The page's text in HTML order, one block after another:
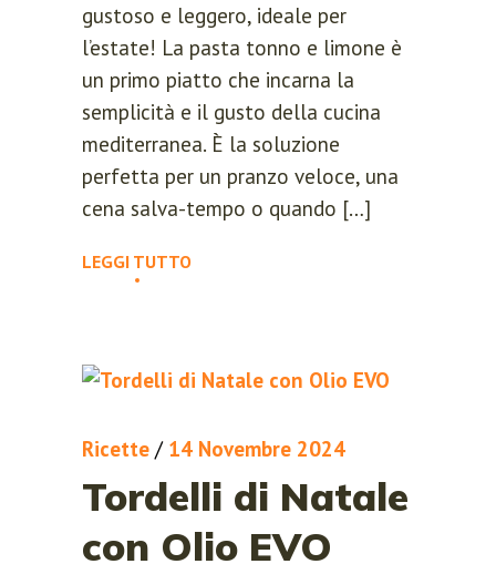
gustoso e leggero, ideale per
l’estate! La pasta tonno e limone è
un primo piatto che incarna la
semplicità e il gusto della cucina
mediterranea. È la soluzione
perfetta per un pranzo veloce, una
cena salva-tempo o quando […]
LEGGI TUTTO
Ricette / 14 Novembre 2024
Tordelli di Natale
con Olio EVO
Sign in here.
Log into your account in just a few
steps.
Lost your password?
LOGIN
Register now.
Set up a free account today.